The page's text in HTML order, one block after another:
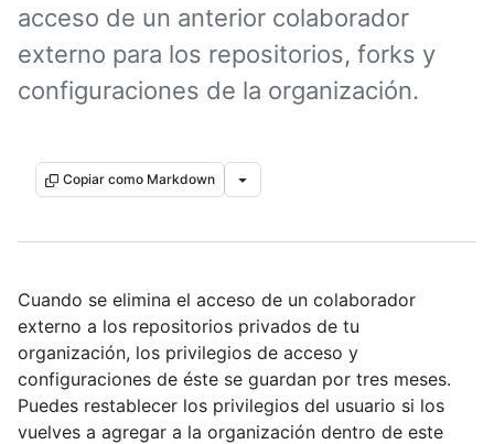
acceso de un anterior colaborador
externo para los repositorios, forks y
configuraciones de la organización.
Copiar como Markdown
Cuando se elimina el acceso de un colaborador
externo a los repositorios privados de tu
organización, los privilegios de acceso y
configuraciones de éste se guardan por tres meses.
Puedes restablecer los privilegios del usuario si los
vuelves a agregar a la organización dentro de este